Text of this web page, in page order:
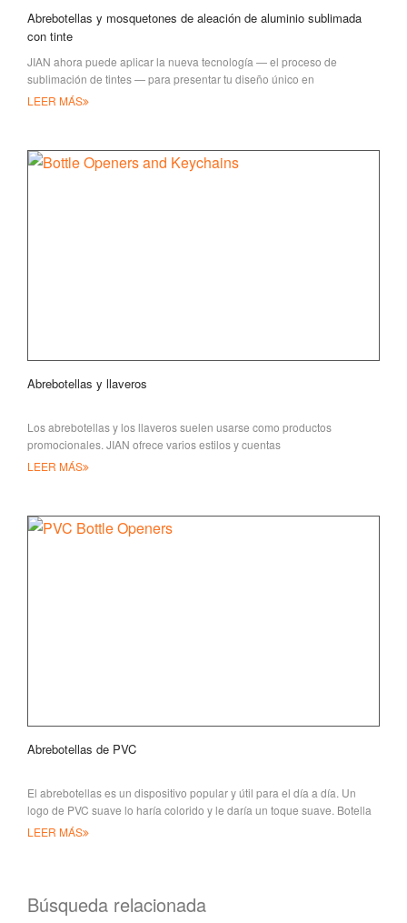
Abrebotellas y mosquetones de aleación de aluminio sublimada
con tinte
JIAN ahora puede aplicar la nueva tecnología — el proceso de
sublimación de tintes — para presentar tu diseño único en
mosquetones y botellas abiertas
LEER MÁS
Abrebotellas y llaveros
Los abrebotellas y los llaveros suelen usarse como productos
promocionales. JIAN ofrece varios estilos y cuentas
LEER MÁS
Abrebotellas de PVC
El abrebotellas es un dispositivo popular y útil para el día a día. Un
logo de PVC suave lo haría colorido y le daría un toque suave. Botella
personalizada
LEER MÁS
Búsqueda relacionada